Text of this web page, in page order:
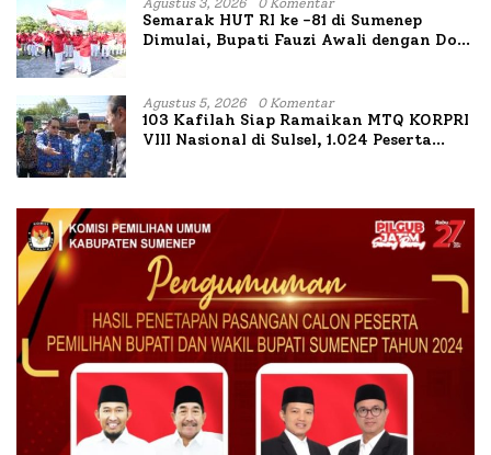
Agustus 3, 2026 0 Komentar
Semarak HUT RI ke -81 di Sumenep
Dimulai, Bupati Fauzi Awali dengan Doa
Agustus 5, 2026 0 Komentar
103 Kafilah Siap Ramaikan MTQ KORPRI
VIII Nasional di Sulsel, 1.024 Peserta